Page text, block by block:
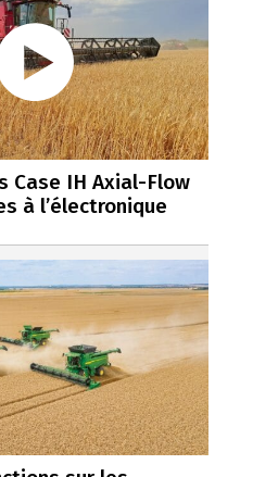
Case IH Axial-Flow
à l’électronique